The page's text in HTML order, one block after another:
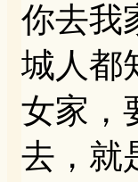
你去我
城人都
女家，
去，就